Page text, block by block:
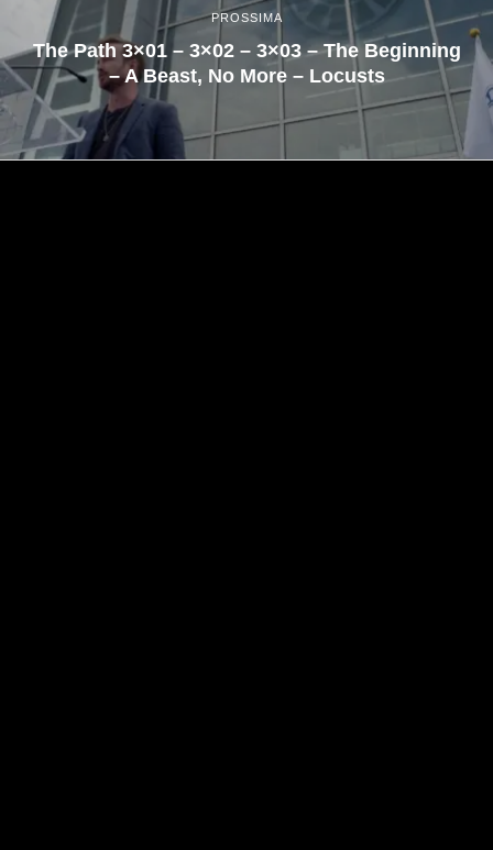
PROSSIMA
The Path 3×01 – 3×02 – 3×03 – The Beginning
– A Beast, No More – Locusts